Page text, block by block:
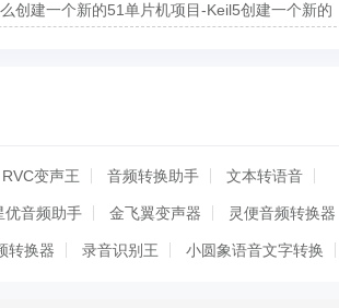
创建一个新的51单片机项目-Keil5创建一个新的
RVC变声王 音频转换助手 文本转语音
优音频助手 金飞翼变声器 灵便音频转换器
转换器 录音识别王 小圆象语音文字转换